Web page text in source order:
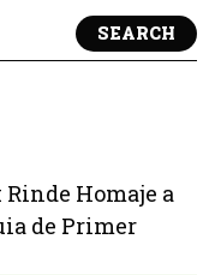
SEARCH
Homaje a
de Primer